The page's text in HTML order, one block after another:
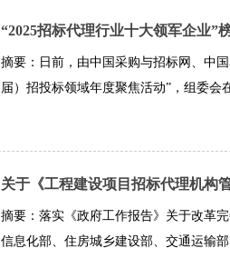
“2025招标代理行业十大领军企业”
摘要：日前，由中国采购与招标网、中
届）招投标领域年度聚焦活动”，组委会
关于《工程建设项目招标代理机构
摘要：落实《政府工作报告》关于改革
信息化部、住房城乡建设部、交通运输